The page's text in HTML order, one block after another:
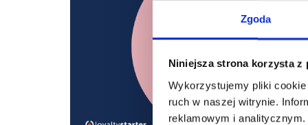
Zgoda
Niniejsza strona korzysta z
Wykorzystujemy pliki
ruch w naszej witrynie.
reklamowym i